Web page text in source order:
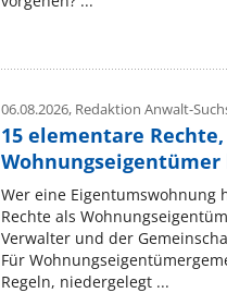
06.08.2026,Redaktion Anwalt-
15 elementare
Wer eine Eigentumswohnung
Rechte als
Verwalter und der
Für
Regeln, niedergelegt ...